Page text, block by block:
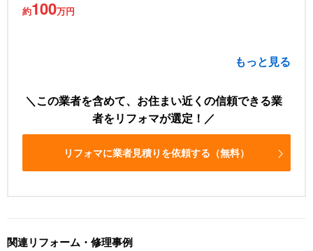
約100万円
もっと見る
この業者を含めて、お住まい近くの信頼できる業
者をリフォマが選定！
リフォマに業者見積りを依頼する（無料）
関連リフォーム・修理事例